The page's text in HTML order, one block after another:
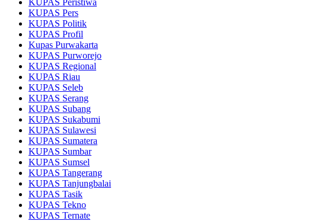
KUPAS Pers
KUPAS Politik
KUPAS Profil
Kupas Purwakarta
KUPAS Purworejo
KUPAS Regional
KUPAS Riau
KUPAS Seleb
KUPAS Serang
KUPAS Subang
KUPAS Sukabumi
KUPAS Sulawesi
KUPAS Sumatera
KUPAS Sumbar
KUPAS Sumsel
KUPAS Tangerang
KUPAS Tanjungbalai
KUPAS Tasik
KUPAS Tekno
KUPAS Ternate